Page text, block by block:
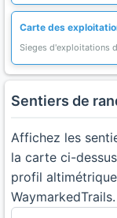
Carte des
Sieges d'exploitations
Sentiers de
Affichez les
la carte ci-
profil
WaymarkedTrails.